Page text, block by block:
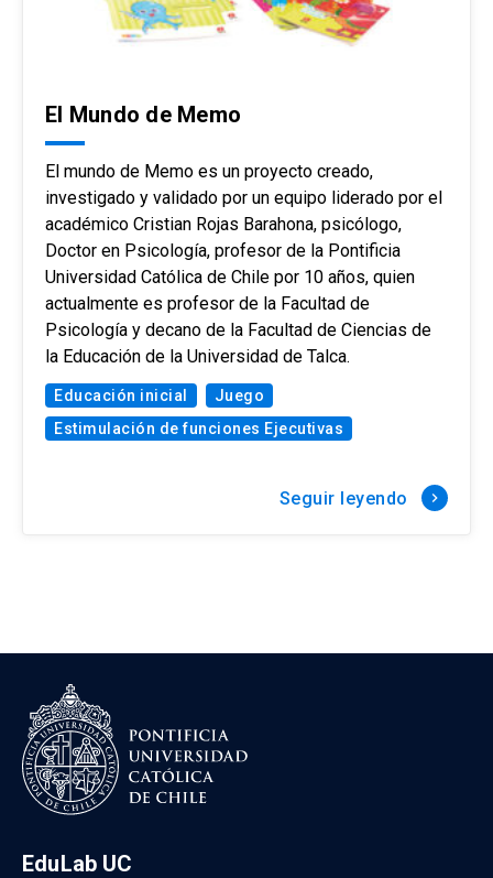
El Mundo de Memo
El mundo de Memo es un proyecto creado,
investigado y validado por un equipo liderado por el
académico Cristian Rojas Barahona, psicólogo,
Doctor en Psicología, profesor de la Pontificia
Universidad Católica de Chile por 10 años, quien
actualmente es profesor de la Facultad de
Psicología y decano de la Facultad de Ciencias de
la Educación de la Universidad de Talca.
Educación inicial
Juego
Estimulación de funciones Ejecutivas
Seguir leyendo keyboard_arrow_right
EduLab UC